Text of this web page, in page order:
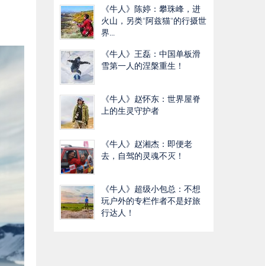
《牛人》陈婷：攀珠峰，进
火山，另类“阿兹猫"的行摄世
界...
《牛人》王磊：中国单板滑
雪第一人的涅槃重生！
《牛人》赵怀东：世界屋脊
上的生灵守护者
《牛人》赵湘杰：即便老
去，自驾的灵魂不灭！
《牛人》超级小包总：不想
玩户外的专栏作者不是好旅
行达人！